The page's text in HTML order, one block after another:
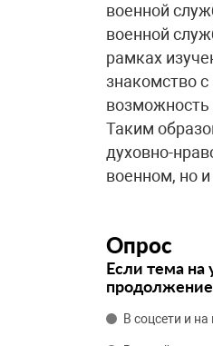
военной
военной
рамках
знакомство
Таким
духовно-
военном, но
Опрос
Если тема на
В соцсети и